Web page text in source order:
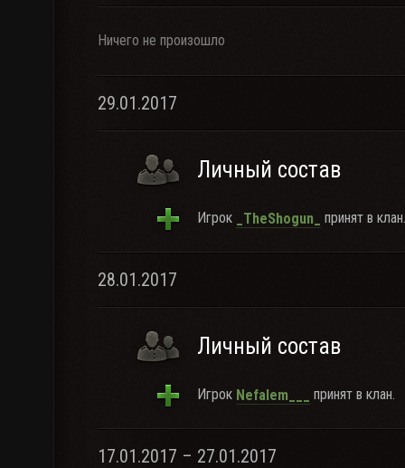
Ничего не произошло
29.01.2017
Личный состав
Игрок _TheShogun_ принят в клан.
28.01.2017
Личный состав
Игрок Nefalem___ принят в клан.
17.01.2017 – 27.01.2017